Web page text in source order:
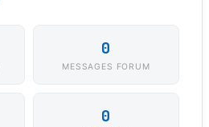
0
MESSAGES FORUM
0